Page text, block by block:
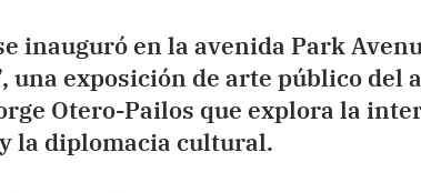
inauguró en la avenida Park
una exposición de arte público del
Otero-Pailos que explora la
la diplomacia cultural.